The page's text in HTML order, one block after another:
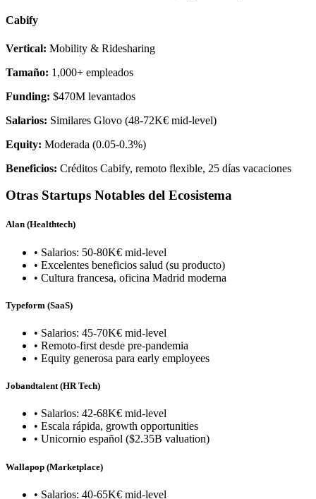
Cabify
Vertical: Mobility & Ridesharing
Tamaño: 1,000+ empleados
Funding: $470M levantados
Salarios: Similares Glovo (48-72K€ mid-level)
Equity: Moderada (0.05-0.3%)
Beneficios: Créditos Cabify, remoto flexible, 25 días vacaciones
Otras Startups Notables del Ecosistema
Alan (Healthtech)
• Salarios: 50-80K€ mid-level
• Excelentes beneficios salud (su producto)
• Cultura francesa, oficina Madrid moderna
Typeform (SaaS)
• Salarios: 45-70K€ mid-level
• Remoto-first desde pre-pandemia
• Equity generosa para early employees
Jobandtalent (HR Tech)
• Salarios: 42-68K€ mid-level
• Escala rápida, growth opportunities
• Unicornio español ($2.35B valuation)
Wallapop (Marketplace)
• Salarios: 40-65K€ mid-level